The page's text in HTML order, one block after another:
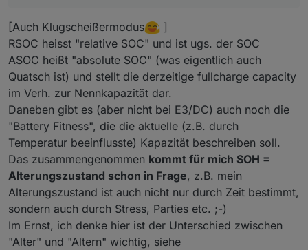
[Auch Klugscheißermodus
]
RSOC heisst "relative SOC" und ist ugs. der SOC
ASOC heißt "absolute SOC" (was eigentlich auch
Quatsch ist) und stellt die derzeitige fullcharge capacity
im Verh. zur Nennkapazität dar.
Daneben gibt es (aber nicht bei E3/DC) auch noch die
"Battery Fitness", die die aktuelle (z.B. durch
Temperatur beeinflusste) Kapazität beschreiben soll.
Das zusammengenommen kommt für mich SOH =
Alterungszustand schon in Frage, z.B. mein
Alterungszustand ist auch nicht nur durch Zeit bestimmt,
sondern auch durch Stress, Parties etc. ;-)
Im Ernst, ich denke hier ist der Unterschied zwischen
"Alter" und "Altern" wichtig, siehe